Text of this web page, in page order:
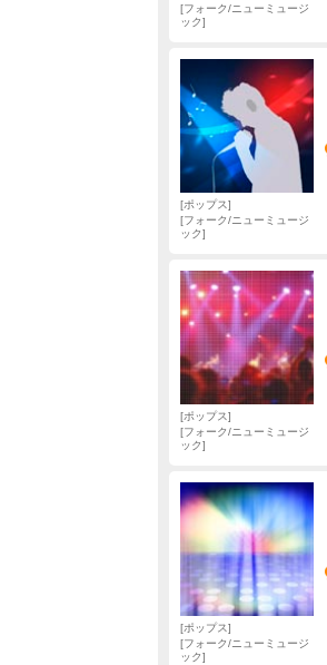
フォーク/ニューミュージ
ック
ポップス
フォーク/ニューミュージ
ック
ポップス
フォーク/ニューミュージ
ック
ポップス
フォーク/ニューミュージ
ック